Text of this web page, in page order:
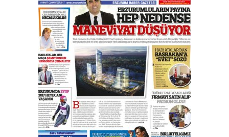
31 Mart 2026 Salı
A. Berhan Yılmaz
BİR BÖLÜM DEĞİL, BİR ÖMÜR
SEÇİYORSUNUZ… “NEDEN
ATATÜRK ÜNİVERSİTESİ?”
28 Temmuz 2026 Salı
Ahmet Gökhan YAZICI
Ahmed Yesevi’den bir Alperen…
”Reisimiz” idi… Hakka yürüdü.!
26 Mart 2026 Perşembe
Cem Bakırcı
Ardında bıraktığı hatıralarıyla
gönül adamı Faruk Terzioğlu!